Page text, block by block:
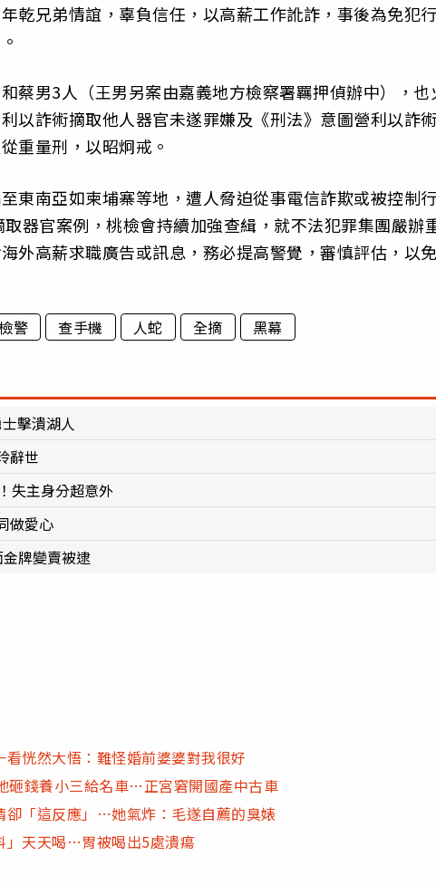
乾兄弟情誼，辜負信任，以高薪工作訛詐，事後為免犯行
蔡男3人（王男另案由嘉義地方檢察署羈押偵辦中），也
以詐術摘取他人器官未遂罪嫌及《刑法》意圖營利以詐術
重量刑，以昭炯戒。
東南亞如柬埔寨等地，遭人脅迫從事電信詐欺或被控制行
器官案例，桃檢會持續加強查緝，就不法犯罪集團嚴辦
外高薪求職廣告或訊息，務必提高警覺，審慎評估，以免
警 查手機 人蛇 全摘 黑幕
擊潰湖人
辭世
失主身分超意外
做愛心
牌變賣被逮
恍然大悟：難怪婚前婆婆對我很好
錢養小三給名車…正宮窘開國產中古車
「這反應」…她氣炸：毛遂自薦的臭婊
天天喝…胃被喝出5處潰瘍